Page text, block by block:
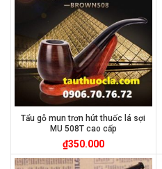
Tẩu gỗ mun trơn hút thuốc lá sợi
MU 508T cao cấp
₫350.000